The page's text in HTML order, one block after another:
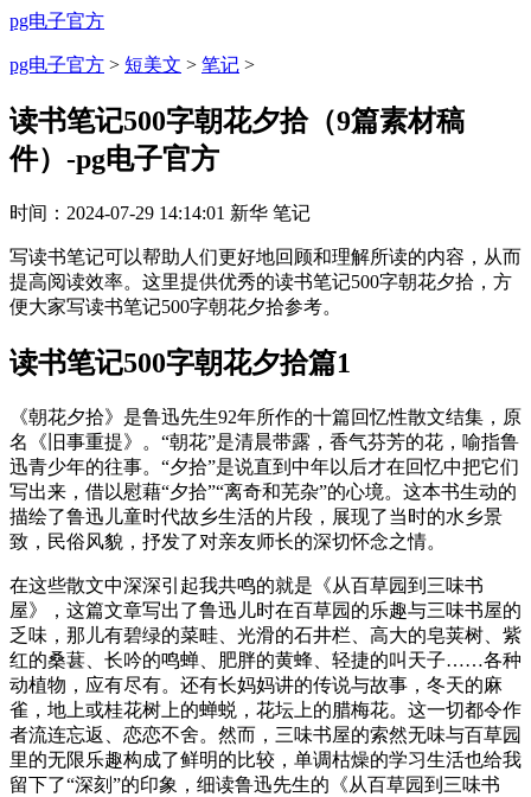
pg电子官方
pg电子官方 > 短美文 > 笔记 >
读书笔记500字朝花夕拾（9篇素材稿
件）-pg电子官方
时间： 2024-07-29 14:14:01 新华 笔记
写读书笔记可以帮助人们更好地回顾和理解所读的内容，从而
提高阅读效率。这里提供优秀的读书笔记500字朝花夕拾，方
便大家写读书笔记500字朝花夕拾参考。
读书笔记500字朝花夕拾篇1
《朝花夕拾》是鲁迅先生92年所作的十篇回忆性散文结集，原
名《旧事重提》。“朝花”是清晨带露，香气芬芳的花，喻指鲁
迅青少年的往事。“夕拾”是说直到中年以后才在回忆中把它们
写出来，借以慰藉“夕拾”“离奇和芜杂”的心境。这本书生动的
描绘了鲁迅儿童时代故乡生活的片段，展现了当时的水乡景
致，民俗风貌，抒发了对亲友师长的深切怀念之情。
在这些散文中深深引起我共鸣的就是《从百草园到三味书
屋》，这篇文章写出了鲁迅儿时在百草园的乐趣与三味书屋的
乏味，那儿有碧绿的菜畦、光滑的石井栏、高大的皂荚树、紫
红的桑葚、长吟的鸣蝉、肥胖的黄蜂、轻捷的叫天子……各种
动植物，应有尽有。还有长妈妈讲的传说与故事，冬天的麻
雀，地上或桂花树上的蝉蜕，花坛上的腊梅花。这一切都令作
者流连忘返、恋恋不舍。然而，三味书屋的索然无味与百草园
里的无限乐趣构成了鲜明的比较，单调枯燥的学习生活也给我
留下了“深刻”的印象，细读鲁迅先生的《从百草园到三味书